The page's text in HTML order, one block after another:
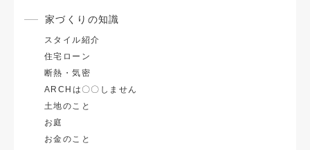
家づくりの知識
スタイル紹介
住宅ローン
断熱・気密
ARCHは〇〇しません
土地のこと
お庭
お金のこと